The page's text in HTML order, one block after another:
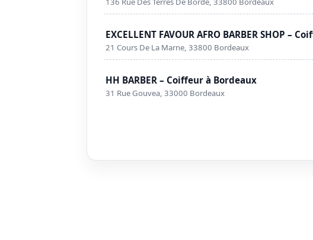
EXCELLENT FAVOUR AFRO BARBER SHOP –
21 Cours De La Marne, 33800 Bordeaux
HH BARBER – Coiffeur à Bordeaux
31 Rue Gouvea, 33000 Bordeaux